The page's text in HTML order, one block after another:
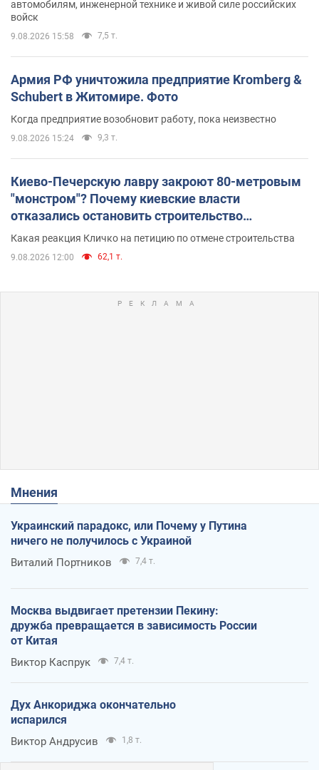
автомобилям, инженерной технике и живой силе российских
войск
9.08.2026 15:58 7,5 т.
Армия РФ уничтожила предприятие Kromberg &
Schubert в Житомире. Фото
Когда предприятие возобновит работу, пока неизвестно
9.08.2026 15:24 9,3 т.
Киево-Печерскую лавру закроют 80-метровым
"монстром"? Почему киевские власти
отказались остановить строительство
небоскреба "московского верующего"
Какая реакция Кличко на петицию по отмене строительства
9.08.2026 12:00 62,1 т.
Мнения
Украинский парадокс, или Почему у Путина
ничего не получилось с Украиной
Виталий Портников 7,4 т.
Москва выдвигает претензии Пекину:
дружба превращается в зависимость России
от Китая
Виктор Каспрук 7,4 т.
Дух Анкориджа окончательно
испарился
Виктор Андрусив 1,8 т.